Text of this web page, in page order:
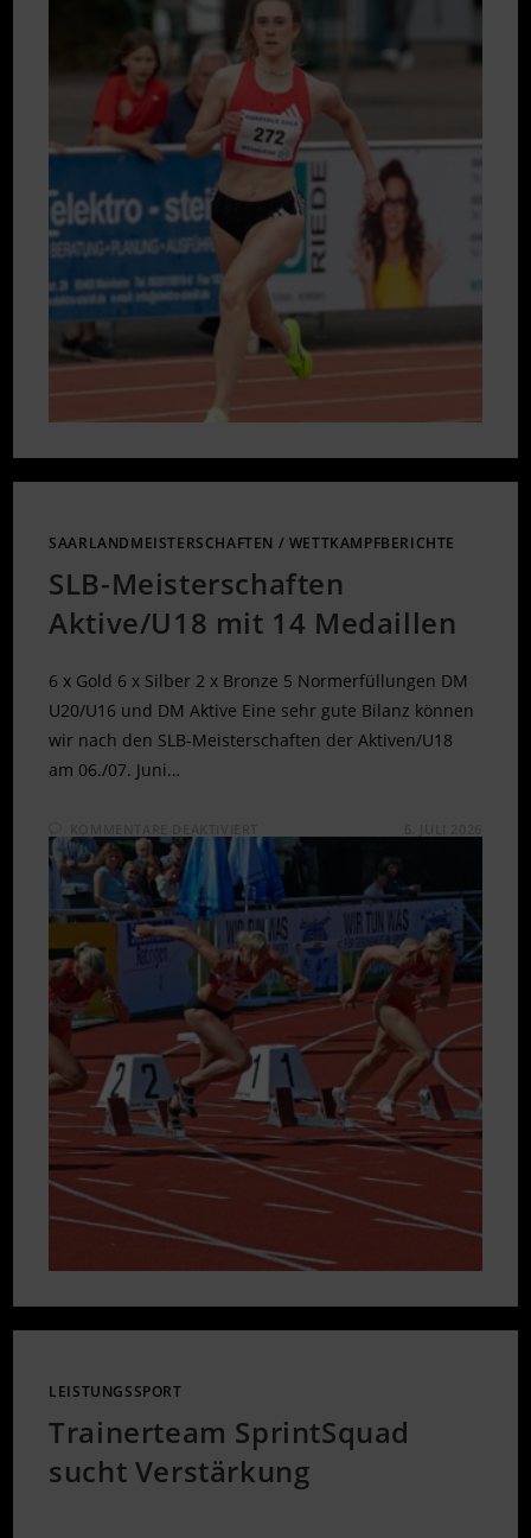
MEDAILLEN
BEI
SÜDDEUTSCHEN
MEISTERSCHAFTEN
KOBLENZ
SAARLANDMEISTERSCHAFTEN / WETTKAMPFBERICHTE
SLB-Meisterschaften
Aktive/U18 mit 14 Medaillen
6 x Gold 6 x Silber 2 x Bronze 5 Normerfüllungen DM
U20/U16 und DM Aktive Eine sehr gute Bilanz können
wir nach den SLB-Meisterschaften der Aktiven/U18
am 06./07. Juni…
SLB-
MEISTERSCHAFTEN
AKTIVE/U18
14
MEDAILLEN
LEISTUNGSSPORT
Trainerteam SprintSquad
sucht Verstärkung